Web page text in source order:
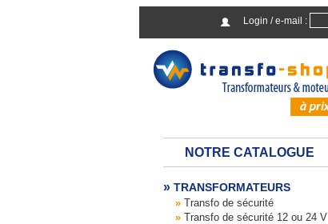
Login / e-mail :
NOTRE CATALOGUE
TRANSFORMATEURS
Transfo de sécurité
Transfo de sécurité 12 ou 24 V